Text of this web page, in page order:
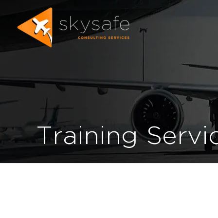
Training